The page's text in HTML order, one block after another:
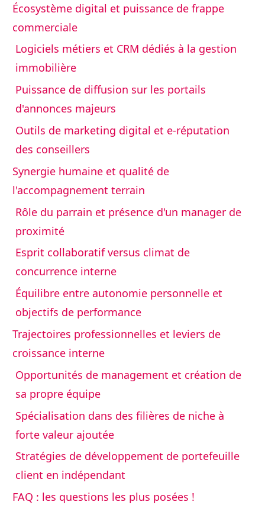
Écosystème digital et puissance de frappe
commerciale
Logiciels métiers et CRM dédiés à la gestion
immobilière
Puissance de diffusion sur les portails
d'annonces majeurs
Outils de marketing digital et e-réputation
des conseillers
Synergie humaine et qualité de
l'accompagnement terrain
Rôle du parrain et présence d'un manager de
proximité
Esprit collaboratif versus climat de
concurrence interne
Équilibre entre autonomie personnelle et
objectifs de performance
Trajectoires professionnelles et leviers de
croissance interne
Opportunités de management et création de
sa propre équipe
Spécialisation dans des filières de niche à
forte valeur ajoutée
Stratégies de développement de portefeuille
client en indépendant
FAQ : les questions les plus posées !